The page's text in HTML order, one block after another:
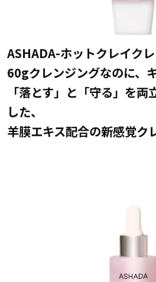
ASHADA-ホットクレイク
60gクレンジングなのに、
「落とす」と「守る」を両
した、
羊膜エキス配合の新感覚ク